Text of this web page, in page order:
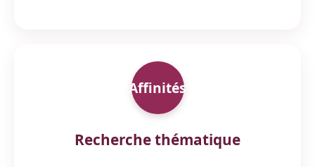
Affinités
Recherche thématique